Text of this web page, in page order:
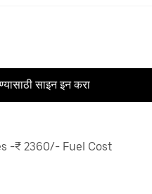
साइन इन करा
-₹ 2360/- Fuel Cost